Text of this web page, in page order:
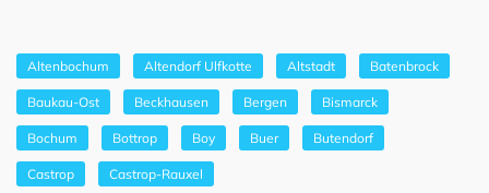
Altenbochum Altendorf Ulfkotte Altstadt Batenbrock
Baukau-Ost Beckhausen Bergen Bismarck
Bochum Bottrop Boy Buer Butendorf
Castrop Castrop-Rauxel